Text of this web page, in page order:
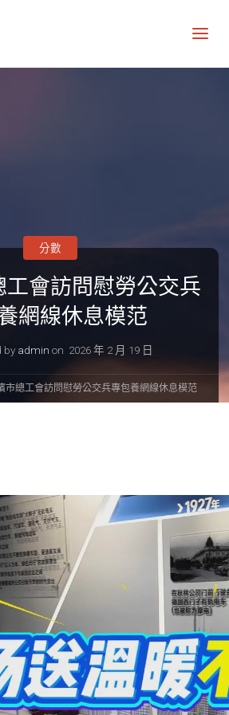
工會訪問慰勞公交兵
網線休息模范
by admin on 2026 年 2 月 19 日
分數
市總工會訪問慰勞公交兵專包養網線休息模范